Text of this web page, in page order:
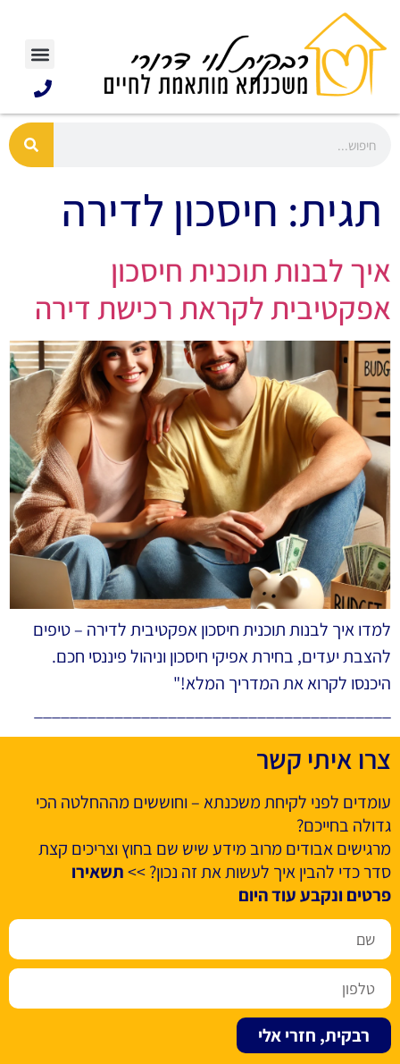
תגית: חיסכון לדירה
איך לבנות תוכנית חיסכון
אפקטיבית לקראת רכישת דירה
למדו איך לבנות תוכנית חיסכון אפקטיבית לדירה – טיפים
להצבת יעדים, בחירת אפיקי חיסכון וניהול פיננסי חכם.
היכנסו לקרוא את המדריך המלא!"
צרו איתי קשר
עומדים לפני לקיחת משכנתא – וחוששים מההחלטה הכי
גדולה בחייכם?
מרגישים אבודים מרוב מידע שיש שם בחוץ וצריכים קצת
סדר כדי להבין איך לעשות את זה נכון? >>תשאירו
פרטים ונקבע עוד היום
רבקית, חזרי אלי